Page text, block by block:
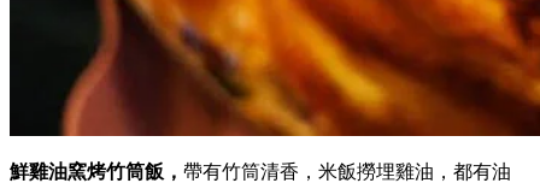
鮮雞油窯烤竹筒飯， 帶有竹筒清香，米飯撈埋雞油，都有油